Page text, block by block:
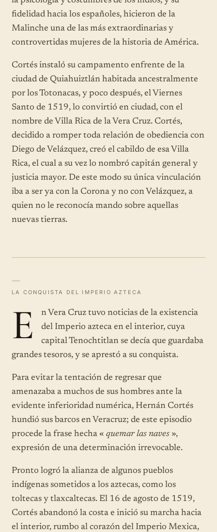
fidelidad hacia los españoles, hicieron de la
Malinche una de las más extraordinarias y
controvertidas mujeres de la historia de América.
Cortés instaló su campamento enfrente de la
ciudad de Quiahuiztlán habitada ancestralmente
por los Totonacas, y poco después, el Viernes
Santo de 1519, lo convirtió en ciudad, con el
nombre de Villa Rica de la Vera Cruz. Cortés,
decidido a romper toda relación de obediencia con
Diego de Velázquez, creó el cabildo de esa Villa
Rica, el cual a su vez lo nombró capitán general y
justicia mayor. De este modo su única vinculación
iba a ser ya con la Corona y no con Velázquez, a
quien no le reconocía mando sobre aquellas
nuevas tierras.
—
LA CONQUISTA DEL IMPERIO AZTECA
E
n Vera Cruz tuvo noticias de la existencia
del Imperio azteca en el interior, cuya
capital Tenochtitlan se decía que guardaba
grandes tesoros, y se aprestó a su conquista.
Para evitar la tentación de regresar que
amenazaba a muchos de sus hombres ante la
evidente inferioridad numérica, Hernán Cortés
hundió sus barcos en Veracruz; de este episodio
procede la frase hecha « quemar las naves »,
expresión de una determinación irrevocable.
Pronto logró la alianza de algunos pueblos
indígenas sometidos a los aztecas, como los
toltecas y tlaxcaltecas. El 16 de agosto de 1519,
Cortés abandonó la costa e inició su marcha hacia
el interior, rumbo al corazón del Imperio Mexica,